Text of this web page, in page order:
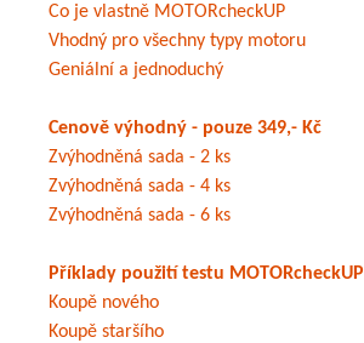
Co je vlastně MOTORcheckUP
Vhodný pro všechny typy motoru
Geniální a jednoduchý
Cenově výhodný - pouze 349,- Kč
Zvýhodněná sada - 2 ks
Zvýhodněná sada - 4 ks
Zvýhodněná sada - 6 ks
Příklady použití testu MOTORcheckUP
Koupě nového
Koupě staršího